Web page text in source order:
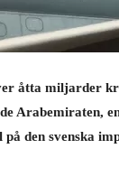
åtta miljarder
Arabemiraten,
den svenska